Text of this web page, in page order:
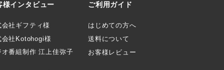
様インタビュー
会社ギフティ様
会社Kotohogi様
オ番組制作 江上佳弥子
ご利用ガイド
はじめての方へ
送料について
お客様レビュー